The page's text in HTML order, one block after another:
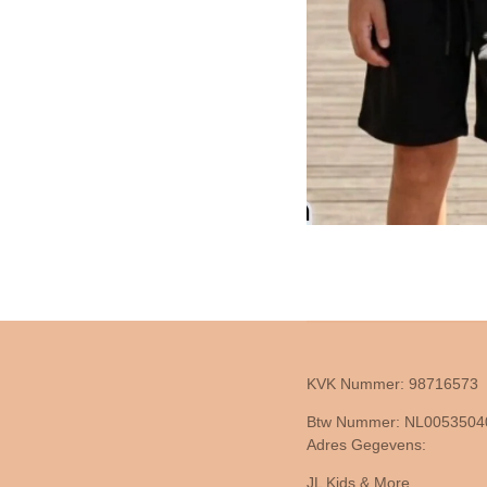
KVK Nummer: 98716573
Btw Nummer:
Adres Gegevens:
JL Kids & More